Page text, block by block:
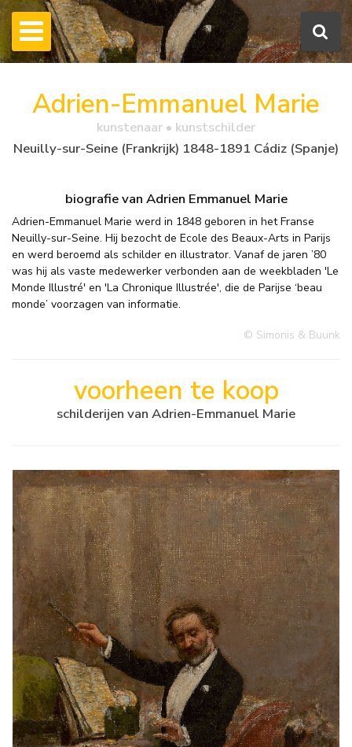
Adrien-Emmanuel Marie
kunstenaar • kunstschilder
Neuilly-sur-Seine (Frankrijk) 1848-1891 Cádiz (Spanje)
biografie van Adrien Emmanuel Marie
Adrien-Emmanuel Marie werd in 1848 geboren in het Franse
Neuilly-sur-Seine. Hij bezocht de Ecole des Beaux-Arts in Parijs
en werd beroemd als schilder en illustrator. Vanaf de jaren ’80
was hij als vaste medewerker verbonden aan de weekbladen 'Le
Monde Illustré' en 'La Chronique Illustrée', die de Parijse ‘beau
monde’ voorzagen van informatie.
© Simonis & Buunk
voorheen te koop
schilderijen van Adrien-Emmanuel Marie